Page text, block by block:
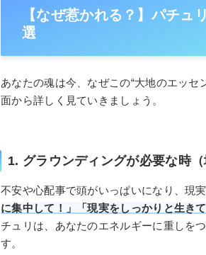
【なぜ惹かれる？】パチュ
選
あなたの魂は今、なぜこの“大地のエッ
面から詳しく見ていきましょう。
1. グラウンディングが必要な時（
不安や心配事で頭がいっぱいになり、現
に集中して！」「現実をしっかりと生き
チュリは、あなたのエネルギーに重しを
す。